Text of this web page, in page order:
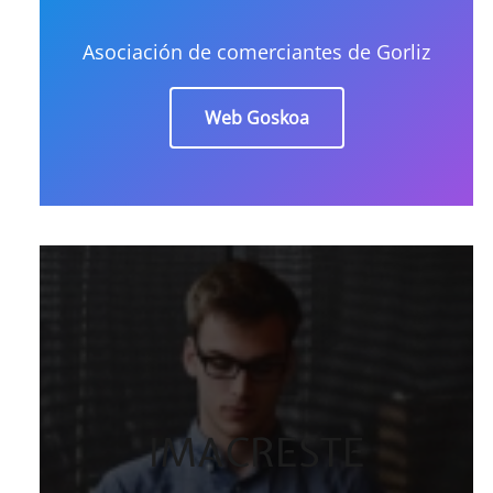
Asociación de comerciantes de Gorliz
Web Goskoa
IMACRESTE